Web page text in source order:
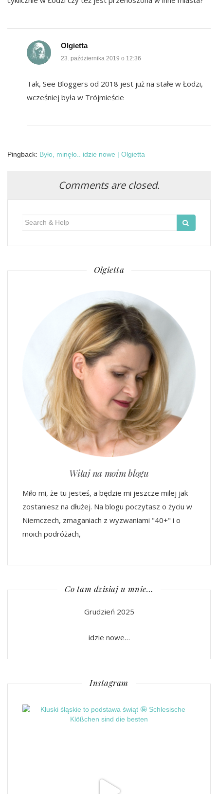
Olgietta
23. października 2019 o 12:36
Tak, See Bloggers od 2018 jest już na stałe w Łodzi,
wcześniej była w Trójmieście
Pingback: Było, minęło.. idzie nowe | Olgietta
Comments are closed.
Olgietta
Witaj na moim blogu
Miło mi, że tu jesteś, a będzie mi jeszcze milej jak
zostaniesz na dłużej. Na blogu poczytasz o życiu w
Niemczech, zmaganiach z wyzwaniami "40+" i o
moich podróżach,
Co tam dzisiaj u mnie…
Grudzień 2025
idzie nowe…
Instagram